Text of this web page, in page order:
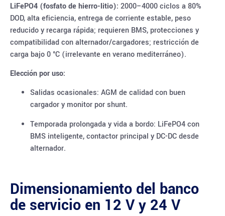
LiFePO4 (fosfato de hierro-litio): 2000–4000 ciclos a 80%
DOD, alta eficiencia, entrega de corriente estable, peso
reducido y recarga rápida; requieren BMS, protecciones y
compatibilidad con alternador/cargadores; restricción de
carga bajo 0 °C (irrelevante en verano mediterráneo).
Elección por uso:
Salidas ocasionales: AGM de calidad con buen
cargador y monitor por shunt.
Temporada prolongada y vida a bordo: LiFePO4 con
BMS inteligente, contactor principal y DC-DC desde
alternador.
Dimensionamiento del banco
de servicio en 12 V y 24 V